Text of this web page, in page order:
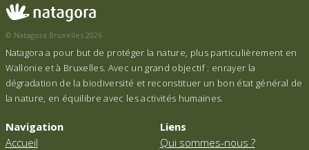
© Natagora Bruxelles 2026
Natagora a pour but de protéger la nature, plus particulièrement en
Wallonie et à Bruxelles. Avec un grand objectif : enrayer la
dégradation de la biodiversité et reconstituer un bon état général de
la nature, en équilibre avec les activités humaines.
Navigation
Accueil
Liens
Qui sommes-nous ?